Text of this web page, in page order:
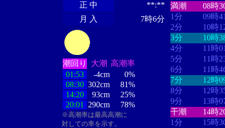
正 中
**:**
月 入
7時6分
潮回り 大潮 高潮率
01:53
-4cm
0%
08:30 302cm
81%
14:20
93cm
25%
20:01
290cm 78%
※高潮率は最高高潮に
対しての率を示す。
満潮
08時
1分
09時
2分
10時
3分
10時
4分
11時
5分
11時
6分
11時
7分
12時
8分
12時
9分
13時
干潮
14時
1分
15時